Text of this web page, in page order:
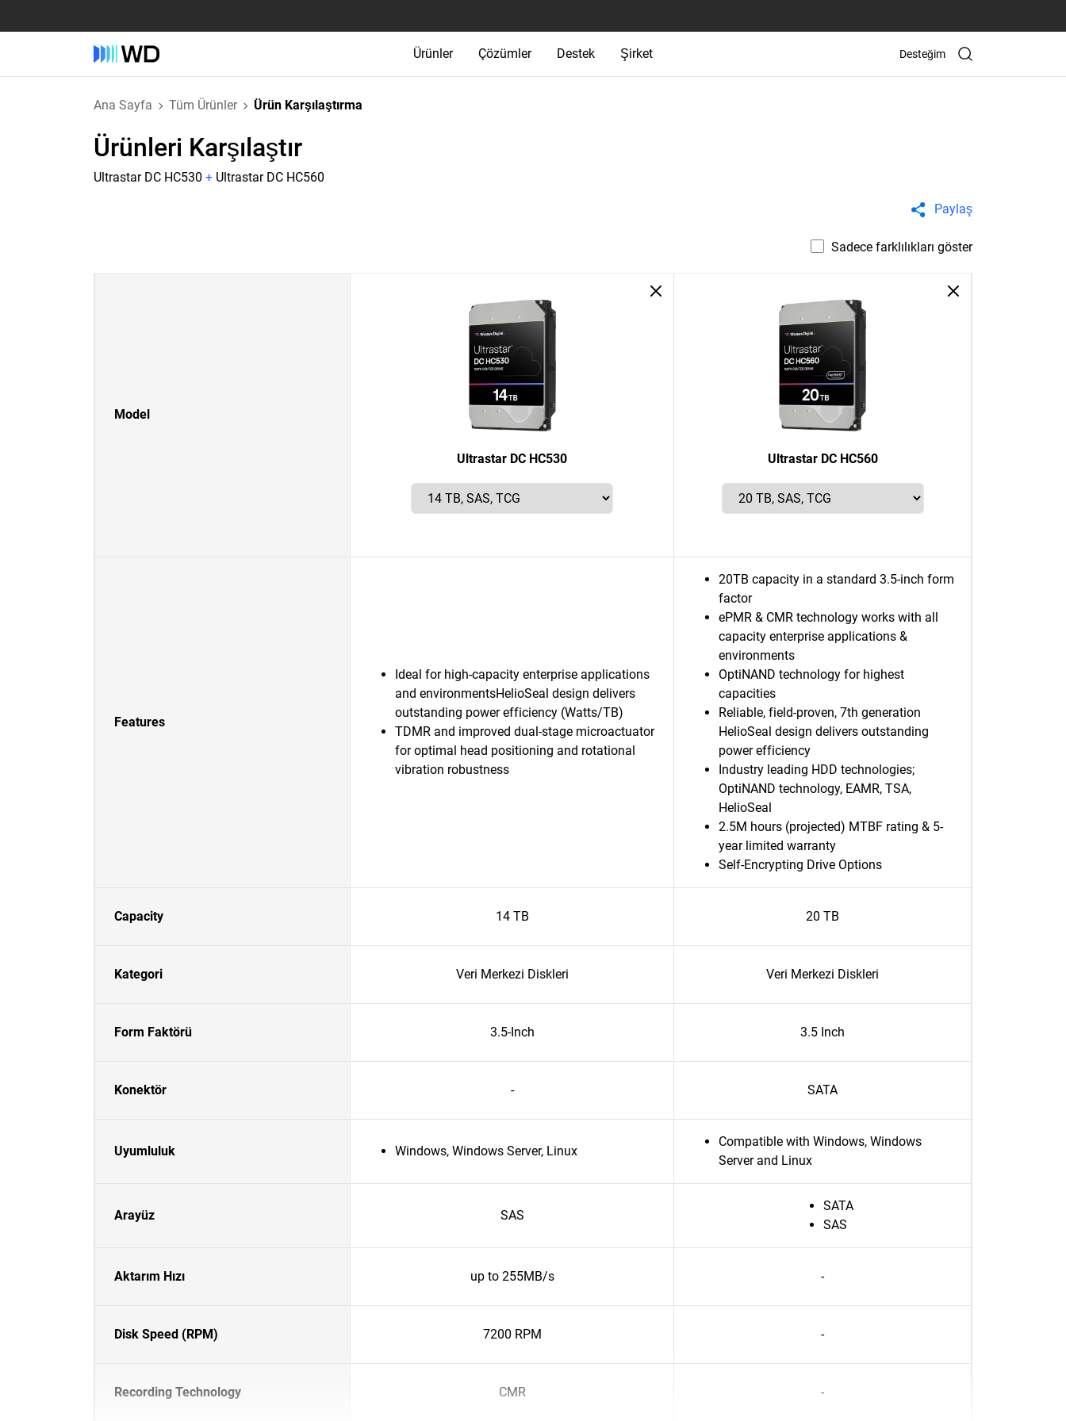
Ürünler Çözümler Destek Şirket Desteğim
Ana Sayfa Tüm Ürünler Ürün Karşılaştırma
Ürünleri Karşılaştır
Ultrastar DC HC530 + Ultrastar DC HC560
Paylaş
Sadece farklılıkları göster
Model
Ultrastar DC HC530 Ultrastar DC HC560
Features
Ideal for high-capacity enterprise applications
and environmentsHelioSeal design delivers
outstanding power efficiency (Watts/TB)
TDMR and improved dual-stage microactuator
for optimal head positioning and rotational
vibration robustness
20TB capacity in a standard 3.5-inch form
factor
ePMR & CMR technology works with all
capacity enterprise applications &
environments
OptiNAND technology for highest
capacities
Reliable, field-proven, 7th generation
HelioSeal design delivers outstanding
power efficiency
Industry leading HDD technologies;
OptiNAND technology, EAMR, TSA,
HelioSeal
2.5M hours (projected) MTBF rating & 5-
year limited warranty
Self-Encrypting Drive Options
Capacity 14 TB 20 TB
Kategori Veri Merkezi Diskleri Veri Merkezi Diskleri
Form Faktörü 3.5-Inch 3.5 Inch
Konektör - SATA
Uyumluluk Windows, Windows Server, Linux
Compatible with Windows, Windows
Server and Linux
Arayüz SAS
SATA
SAS
Aktarım Hızı up to 255MB/s -
Disk Speed (RPM) 7200 RPM -
Recording Technology CMR -